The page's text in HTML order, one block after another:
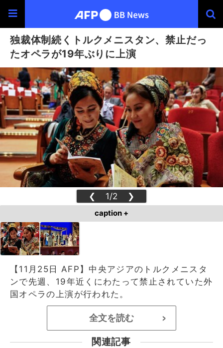
独裁体制続くトルクメニスタン、禁止だっ
たオペラが19年ぶりに上演
❮ 1/2 ❯
caption +
【11月25日 AFP】中央アジアのトルクメニスタ
ンで先週、19年近くにわたって禁止されていた外
国オペラの上演が行われた。
全文を読む >
関連記事